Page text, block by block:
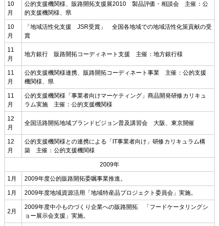
10
月
公的支援機関様、販路開拓支援展2010 製品評価・相談会 主催：公
的支援機関様、県
10
月
「地域活性化支援 JSR受賞」 全国各地域での地域活性化策貢献の受
賞
11
月
地方銀行 販路開拓コーディネート支援 主催：地方銀行様
11
月
公的支援機関様連携、販路開拓コーディネート事業 主催：公的支援
機関様、県
11
月
公的支援機関様「事業者向けマーケティング」商品開発研修カリキュ
ラム実施 主催：公的支援機関様
12
月
全国活路開拓地域ブランドビジョン普及講習会 大阪、東京開催
12
月
公的支援機関様との連携による「IT事業者向け」研修カリキュラム構
築 主催：公的支援機関様
2009年
1月 2009年度公的販路開拓委嘱事業推進。
1月 2009年度地域資源活用「地域特産品プロジェクト委員会」実施。
2月
2009年度中小ものづくり企業への販路開拓 「フードケータリングシ
ョー展示会支援」実施。